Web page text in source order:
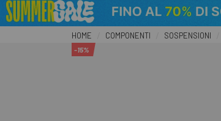
HOME COMPONENTI SOSPENSIONI
-15%